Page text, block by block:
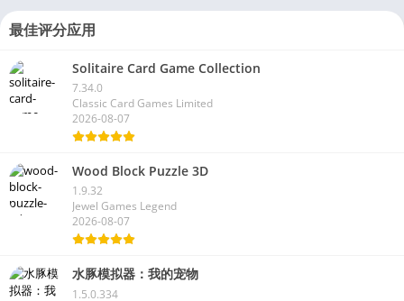
最佳评分应用
Solitaire Card Game Collection
7.34.0
Classic Card Games Limited
2026-08-07
Wood Block Puzzle 3D
1.9.32
Jewel Games Legend
2026-08-07
水豚模拟器：我的宠物
1.5.0.334